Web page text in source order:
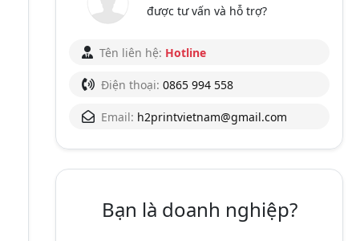
được tư vấn và hỗ trợ?
Tên liên hệ: Hotline
Điện thoại: 0865 994 558
Email: h2printvietnam@gmail.com
Bạn là doanh nghiệp?